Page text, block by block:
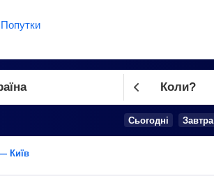
Попутки
Коли?
Cьогодні Завтра
Київ